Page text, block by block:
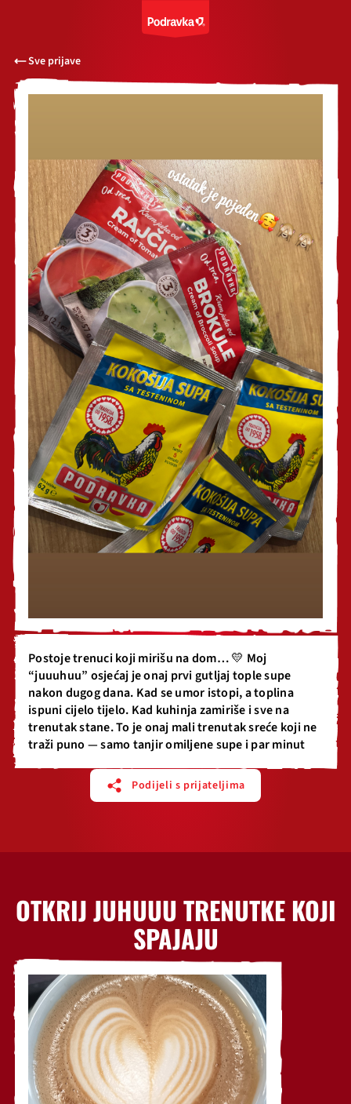
Sve prijave
Postoje trenuci koji mirišu na dom… 💛 Moj
“juuuhuu” osjećaj je onaj prvi gutljaj tople supe
nakon dugog dana. Kad se umor istopi, a toplina
ispuni cijelo tijelo. Kad kuhinja zamiriše i sve na
trenutak stane. To je onaj mali trenutak sreće koji ne
traži puno — samo tanjir omiljene supe i par minut
Podijeli s prijateljima
OTKRIJ JUHUUU TRENUTKE KOJI
SPAJAJU